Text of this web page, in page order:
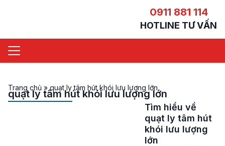
0911 881 114
HOTLINE TƯ VẤN
Trang chủ »quạt ly tâm hút khói lưu lượng lớn
quạt ly tâm hút khói lưu lượng lớn
Tìm hiểu về
quạt ly tâm hút
khói lưu lượng
lớn